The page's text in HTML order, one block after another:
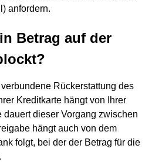
anfordern.
Betrag auf der
Rückerstattung des
Kreditkarte hängt von Ihrer
dauert dieser Vorgang zwischen
hängt auch von dem
folgt, bei der der Betrag für die